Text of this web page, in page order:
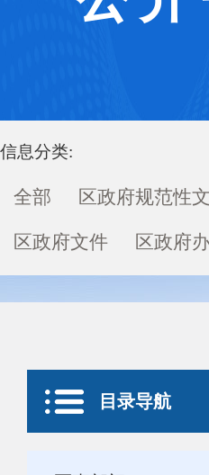
信息分类:
全部 区政府规范性
区政府文件 区政府
目录导航